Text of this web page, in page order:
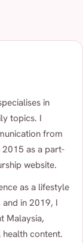
in
topics. I
from
2015 as a part-
website.
as a lifestyle
and in 2019, I
Malaysia,
content.